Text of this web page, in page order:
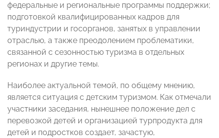
федеральные и региональные программы поддержки;
подготовкой квалифицированных кадров для
туриндустрии и госорганов, занятых в управлении
отраслью, а также преодолением проблематики,
связанной с сезонностью туризма в отдельных
регионах и другие темы.
Наиболее актуальной темой, по общему мнению,
является ситуация с детским туризмом. Как отмечали
участники заседания, нынешнее положение дел с
перевозкой детей и организацией турпродукта для
детей и подростков создает, зачастую,